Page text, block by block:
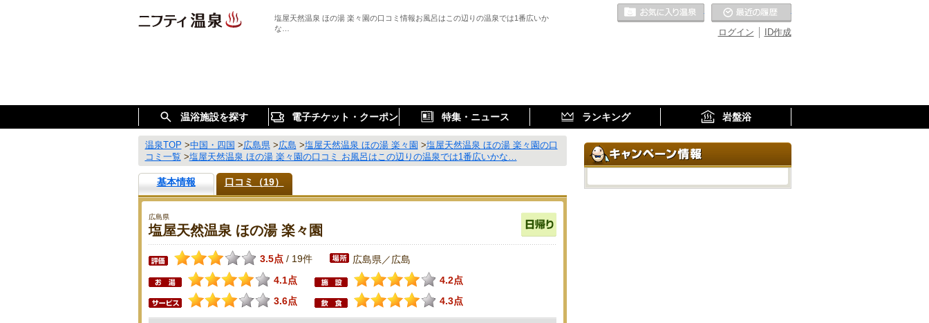
塩屋天然温泉 ほの湯 楽々園の口コミ情報お風呂はこの辺りの温泉では1番広いか
な…
ID作成
ログイン
お気に入りの温泉
温浴施設を探す 電子チケット・クーポン 特集・ニュース ランキング 岩盤浴
温泉TOP >中国・四国 >広島県>広島 >塩屋天然温泉 ほの湯 楽々園 >塩屋天然温泉 ほの湯 楽々園の口
コミ一覧 >塩屋天然温泉 ほの湯 楽々園の口コミ お風呂はこの辺りの温泉では1番広いかな…
基本情報 口コミ（19）
広島県
塩屋天然温泉 ほの湯 楽々園
3.5点 / 19件 広島県／広島
4.1点
4.2点
3.6点
4.3点